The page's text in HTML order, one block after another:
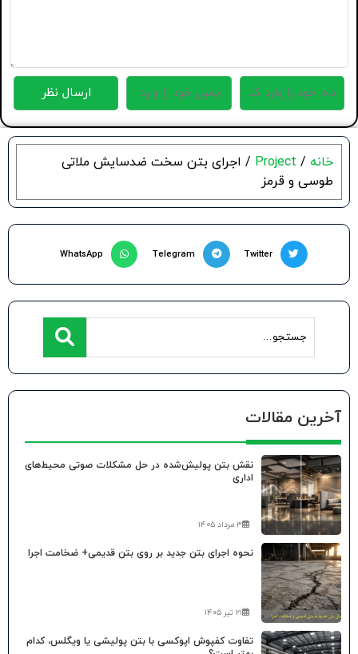
خانه /
Project / اجرای بتن سخت ضدسایش ملاتی
طوسی و قرمز
Twitter
Telegram
WhatsApp
آخرین مقالات
نقش بتن پولیش‌شده در حل مشکلات صوتی محیط‌های
اداری
۳ مرداد ۱۴۰۵
نحوه اجرای بتن جدید بر روی بتن قدیمی+ ضخامت اجرا
۲۱ تیر ۱۴۰۵
تفاوت کفپوش اپوکسی با بتن پولیشی یا ویگلس، کدام